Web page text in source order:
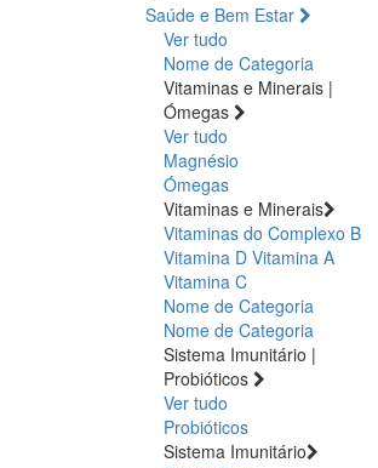
Saúde e Bem Estar
Ver tudo
Nome de Categoria
Vitaminas e Minerais |
Ómegas
Ver tudo
Magnésio
Ómegas
Vitaminas e Minerais
Vitaminas do Complexo B
Vitamina D Vitamina A
Vitamina C
Nome de Categoria
Nome de Categoria
Sistema Imunitário |
Probióticos
Ver tudo
Probióticos
Sistema Imunitário